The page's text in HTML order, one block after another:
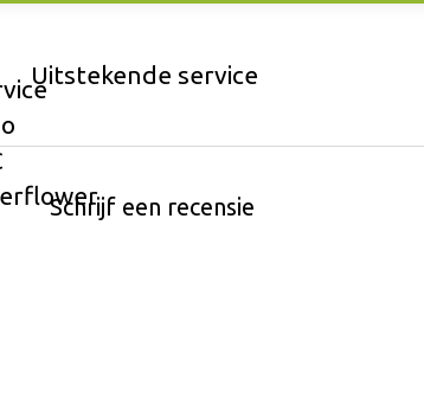
Uitstekende service
Schrijf een recensie